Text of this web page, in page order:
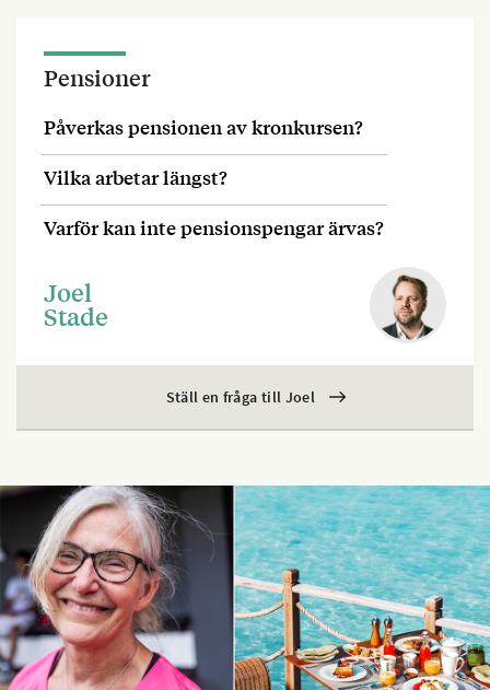
Pensioner
Påverkas pensionen av kronkursen?
Vilka arbetar längst?
Varför kan inte pensionspengar ärvas?
Joel
Stade
Ställ en fråga till Joel